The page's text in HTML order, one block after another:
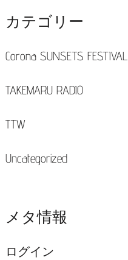
カテゴリー
Corona SUNSETS FESTIVAL
TAKEMARU RADIO
TTW
Uncategorized
メタ情報
ログイン